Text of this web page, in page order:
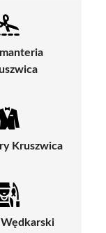
Kruszwica